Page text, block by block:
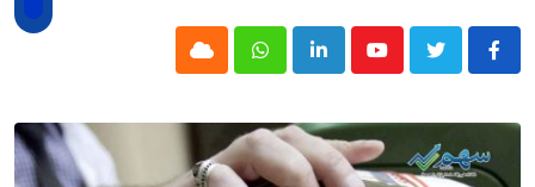
Youtube
LinkedIn
Whatsapp
Cloud